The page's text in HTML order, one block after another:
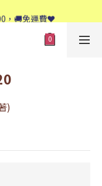
8661
，🚚免運費❤️
8661
)